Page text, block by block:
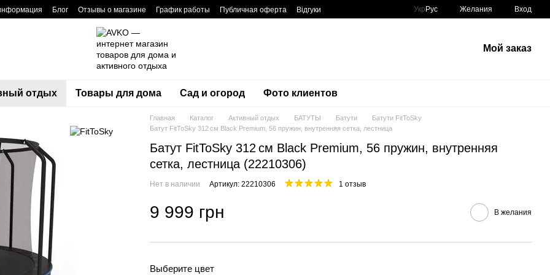
Блог Отзывы о магазине График работы Публичная оферта
Відгуки
Укр Рус Желания Вход
Мой заказ
отдых Товары для дома Сад и огород Фото клиентов
Главная Каталог Активный отдых БАТУТЫ Батути
Батути FitToSky
Батут FitToSky 312 см Black Premium, 56 пружин, внутренняя сетка, лестница
Батут FitToSky 312 см Black Premium, 56 пружин, внутренняя
сетка, лестница (22210306)
Нет в наличии Артикул: 22210306 1 отзыв
9 999 грн В желания
Выберите цвет